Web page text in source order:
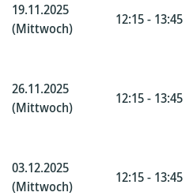
19.11.2025
(Mittwoch)
12:15 - 13:45
26.11.2025
(Mittwoch)
12:15 - 13:45
03.12.2025
(Mittwoch)
12:15 - 13:45